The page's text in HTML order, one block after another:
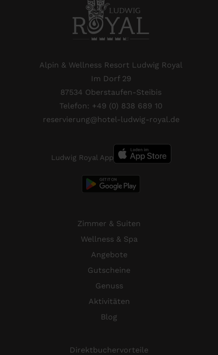
Alpin & Wellness Resort Ludwig Royal
Im Dorf 29
87534 Oberstaufen-Steibis
Telefon: +49 (0) 838 689 10
reservierung@hotel-ludwig-royal.de
Ludwig Royal App
Zimmer & Suiten
Wellness & Spa
Angebote
Gutscheine
Genuss
Aktivitäten
Blog
Direktbuchervorteile